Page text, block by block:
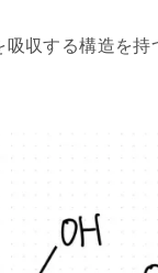
収する構造を